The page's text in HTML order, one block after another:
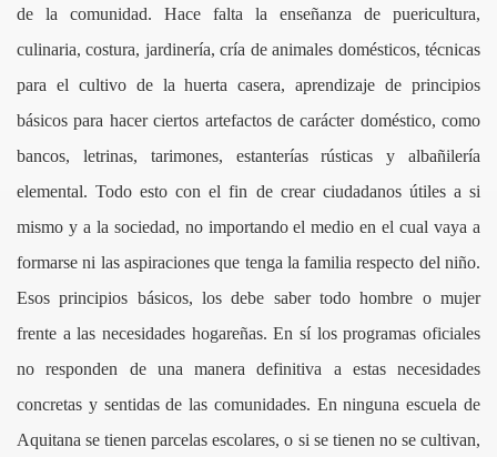
de la comunidad. Hace falta la enseñanza de puericultura,
culinaria, costura, jardinería, cría de animales domésticos, técnicas
para el cultivo de la huerta casera, aprendizaje de principios
básicos para hacer ciertos artefactos de carácter doméstico, como
bancos, letrinas, tarimones, estanterías rústicas y albañilería
elemental. Todo esto con el fin de crear ciudadanos útiles a si
mismo y a la sociedad, no importando el medio en el cual vaya a
formarse ni las aspiraciones que tenga la familia respecto del niño.
Esos principios básicos, los debe saber todo hombre o mujer
frente a las necesidades hogareñas. En sí los programas oficiales
no responden de una manera definitiva a estas necesidades
concretas y sentidas de las comunidades. En ninguna escuela de
Aquitana se tienen parcelas escolares, o si se tienen no se cultivan,